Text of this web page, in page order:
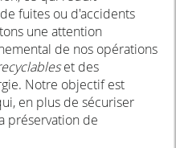
fuites ou d'accidents
une attention
de nos opérations
et des
Notre objectif est
en plus de sécuriser
préservation de